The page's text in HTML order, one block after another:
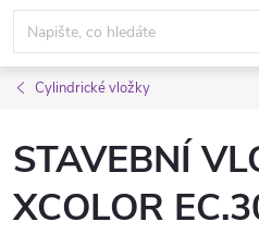
obsah
Cylindrické vložky
STAVEBNÍ
XCOLOR